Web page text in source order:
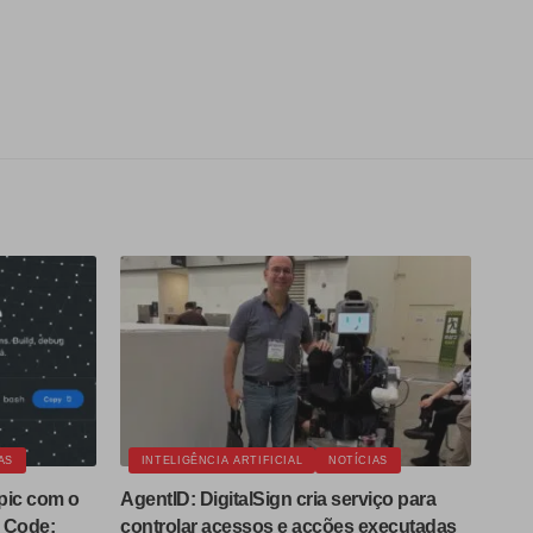
com o
INTELIGÊNCIA ARTIFICIAL NOTÍCIAS
AgentID: DigitalSign cria serviço para
controlar acessos e acções executadas